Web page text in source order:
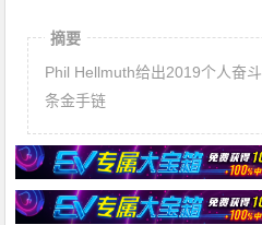
摘要
Phil Hellmuth给出2019个人奋
条金手链